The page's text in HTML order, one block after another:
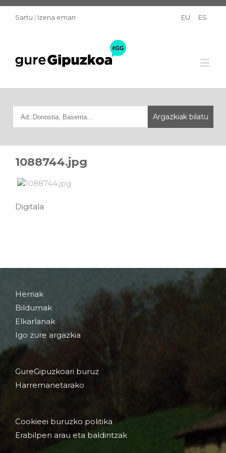
Sartu | Izena eman EU ES
1088744.jpg
Digitala
Herriak
Bildumak
Elkarlanak
Igo zure argazkia
GureGipuzkoari buruz
Harremanetarako
Cookieei buruzko politika
Erabilpen arau eta baldintzak